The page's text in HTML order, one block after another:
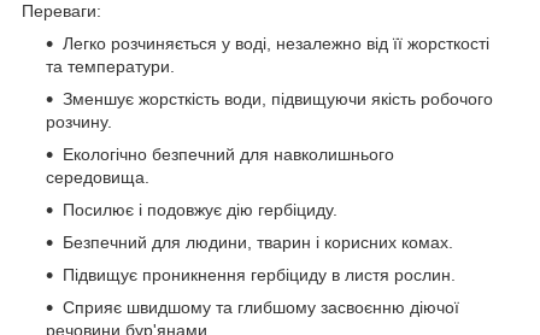
Переваги:
Легко розчиняється у воді, незалежно від її жорсткості
та температури.
Зменшує жорсткість води, підвищуючи якість робочого
розчину.
Екологічно безпечний для навколишнього
середовища.
Посилює і подовжує дію гербіциду.
Безпечний для людини, тварин і корисних комах.
Підвищує проникнення гербіциду в листя рослин.
Сприяє швидшому та глибшому засвоєнню діючої
речовини бур'янами.